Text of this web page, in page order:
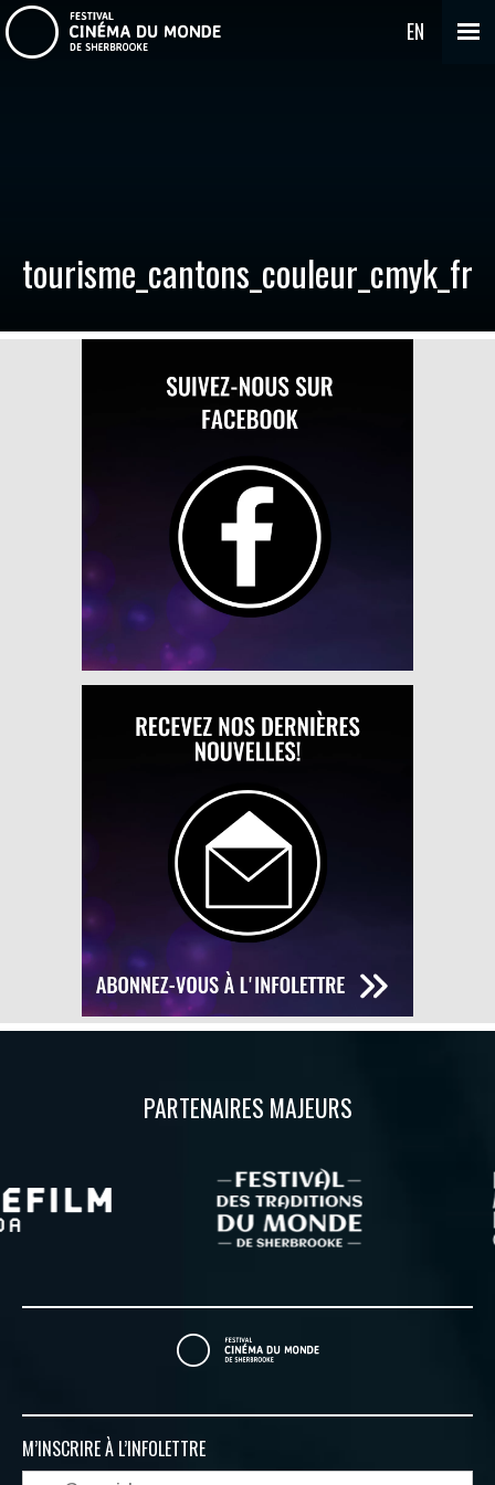
EN
tourisme_cantons_couleur_cmyk_fr
PARTENAIRES MAJEURS
M’INSCRIRE À L’INFOLETTRE